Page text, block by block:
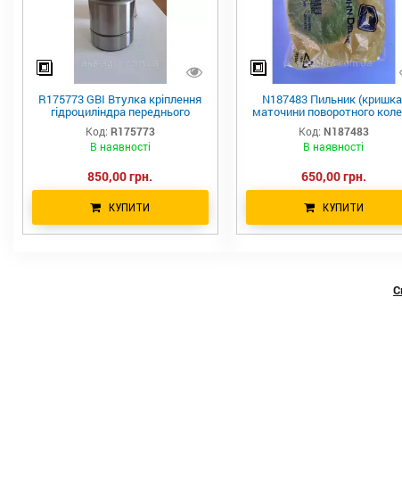
R175773 GBI Втулка кріплення
гідроциліндра переднього
важеля підвіски R537928 JD
Код: R175773
В наявності
850,00 грн.
КУПИТИ
N187483 Пильник
маточини поворотного
john Deere
Код: N187483
В наявності
650,00 грн.
КУПИТИ